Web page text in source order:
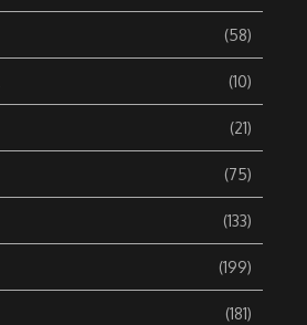
(58)
(10)
(21)
(75)
(133)
(199)
(181)